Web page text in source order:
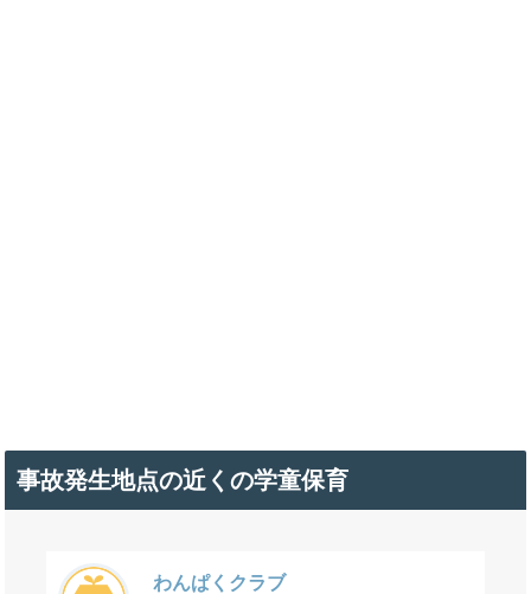
事故発生地点の近くの学童保育
わんぱくクラブ